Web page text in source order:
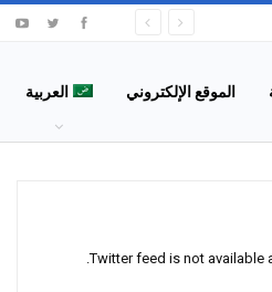
الموقع الإلكتروني العربية
Twitter feed is not available